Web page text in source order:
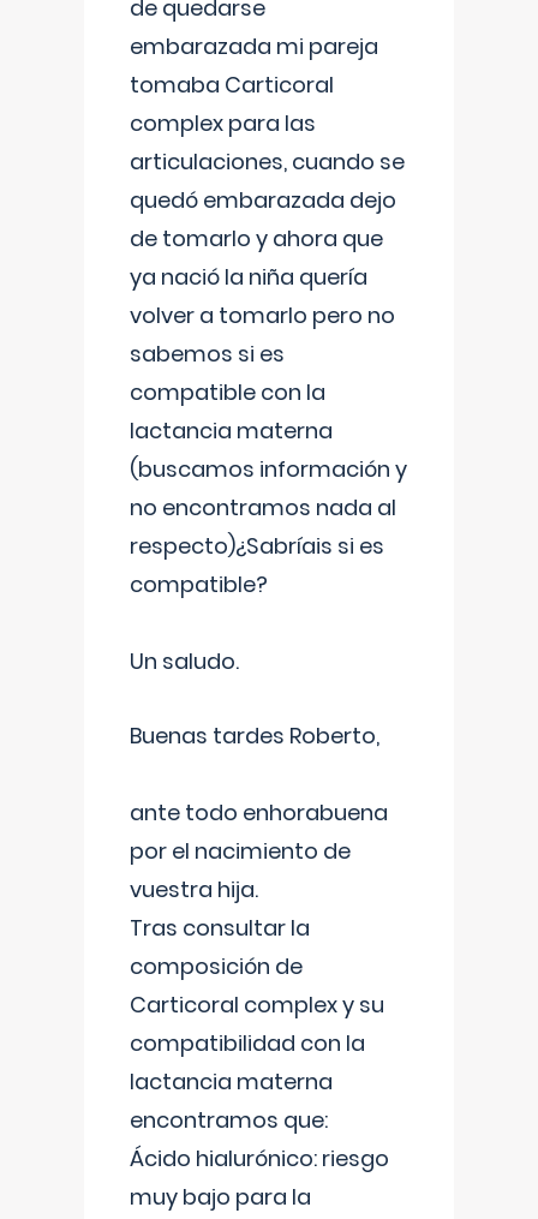
de quedarse
embarazada mi pareja
tomaba Carticoral
complex para las
articulaciones, cuando se
quedó embarazada dejo
de tomarlo y ahora que
ya nació la niña quería
volver a tomarlo pero no
sabemos si es
compatible con la
lactancia materna
(buscamos información y
no encontramos nada al
respecto)¿Sabríais si es
compatible?
Un saludo.
Buenas tardes Roberto,
ante todo enhorabuena
por el nacimiento de
vuestra hija.
Tras consultar la
composición de
Carticoral complex y su
compatibilidad con la
lactancia materna
encontramos que:
Ácido hialurónico: riesgo
muy bajo para la